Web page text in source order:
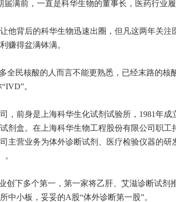
届满前，一直是科华生物的董事长，医药行业履
他背后的科华生物迅速出圈，但凡这两年关
赚得盆满钵满。
全民核酸的人而言不能更熟悉，已经末路的
。
，前身是上海科华生化试剂试验所，1981年
剂盒。在上海科华生物工程股份有限公司职
主营业务为体外诊断试剂、医疗检验仪器的研
创下多个第一，第一家将乙肝、艾滋诊断试剂
中小板，妥妥的A股“体外诊断第一股”。